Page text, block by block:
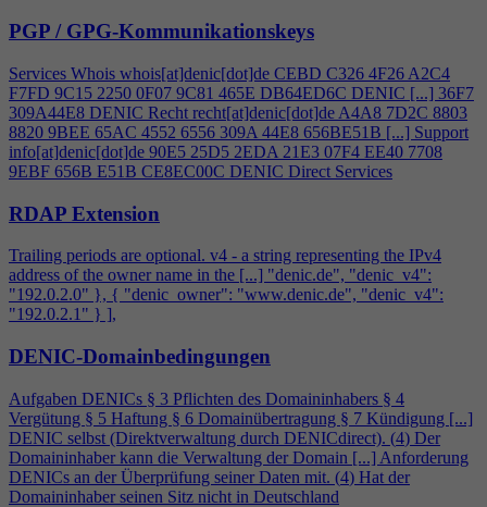
PGP / GPG-Kommunikationskeys
Services Whois whois[at]denic[dot]de CEBD C326 4F26 A2C4
F7FD 9C15 2250 0F07 9C81 465E DB64ED6C DENIC [...] 36F7
309A44E8 DENIC Recht recht[at]denic[dot]de A4A8 7D2C 8803
8820 9BEE 65AC 4552 6556 309A 44E8 656BE51B [...] Support
info[at]denic[dot]de 90E5 25D5 2EDA 21E3 07F4 EE40 7708
9EBF 656B E51B CE8EC00C DENIC Direct Services
RDAP Extension
Trailing periods are optional. v4 - a string representing the IPv4
address of the owner name in the [...] "denic.de", "denic_v4":
"192.0.2.0" }, { "denic_owner": "www.denic.de", "denic_v4":
"192.0.2.1" } ],
DENIC-Domainbedingungen
Aufgaben DENICs § 3 Pflichten des Domaininhabers § 4
Vergütung § 5 Haftung § 6 Domainübertragung § 7 Kündigung [...]
DENIC selbst (Direktverwaltung durch DENICdirect). (4) Der
Domaininhaber kann die Verwaltung der Domain [...] Anforderung
DENICs an der Überprüfung seiner Daten mit. (4) Hat der
Domaininhaber seinen Sitz nicht in Deutschland